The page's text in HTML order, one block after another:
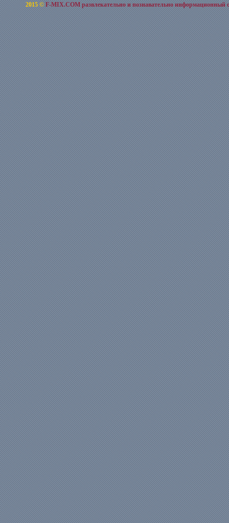
2015 ©F-MIX.COM развлекательно и познавательно информационный